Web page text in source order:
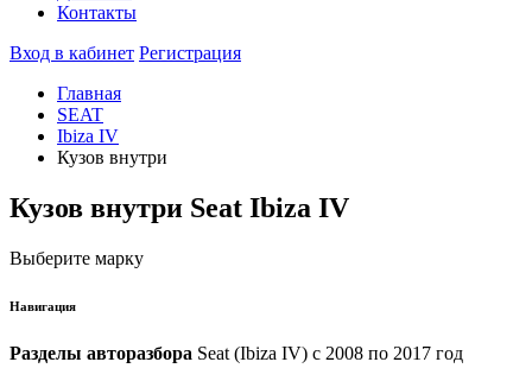
Контакты
Вход в кабинет Регистрация
Главная
SEAT
Ibiza IV
Кузов внутри
Кузов внутри Seat Ibiza IV
Выберите марку
Навигация
Разделы авторазбора Seat (Ibiza IV) с 2008 по 2017 год